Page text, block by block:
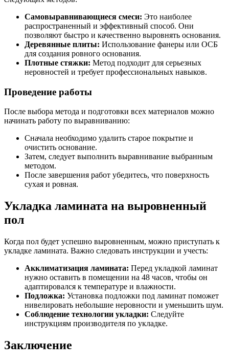
Самовыравнивающиеся смеси: Это наиболее
распространенный и эффективный способ. Они
позволяют быстро и качественно выровнять основания.
Деревянные плиты: Использование фанеры или ОСБ
для создания ровного основания.
Плотные стяжки: Метод подходит для серьезных
неровностей и требует профессиональных навыков.
Проведение работы
После выбора метода и подготовки всех материалов можно
начинать работу по выравниванию:
Сначала необходимо удалить старое покрытие и
очистить основание.
Затем, следует выполнить выравнивание выбранным
методом.
После завершения работ убедитесь, что поверхность
сухая и ровная.
Укладка ламината на выровненный
пол
Когда пол будет успешно выровненным, можно приступать к
укладке ламината. Важно следовать инструкции и учесть:
Акклиматизация ламината: Перед укладкой ламинат
нужно оставить в помещении на 48 часов, чтобы он
адаптировался к температуре и влажности.
Подложка: Установка подложки под ламинат поможет
нивелировать небольшие неровности и уменьшить шум.
Соблюдение технологии укладки: Следуйте
инструкциям производителя по укладке.
Заключение